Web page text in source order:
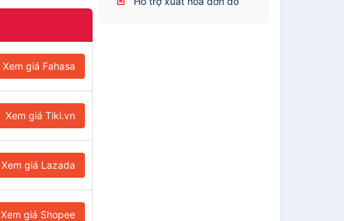
Xem giá Fahasa
Xem giá Tiki.vn
Xem giá Lazada
Xem giá Shopee